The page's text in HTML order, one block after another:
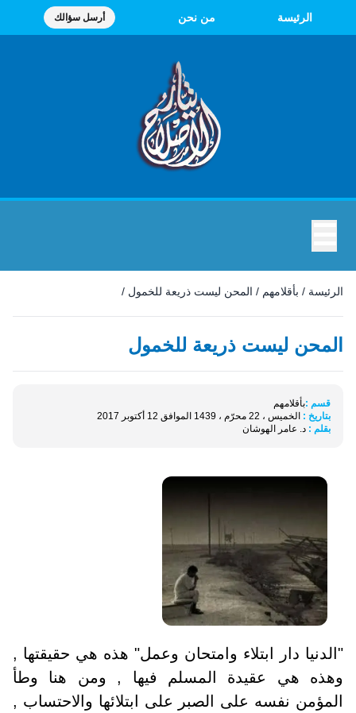
الرئيسة من نحن أرسل سؤالك
الرئيسة / بأقلامهم / المحن ليست ذريعة للخمول /
المحن ليست ذريعة للخمول
قسم :بأقلامهم
بتاريخ : الخميس ، 22 محرّم ، 1439 الموافق 12 أكتوبر 2017
بقلم : د. عامر الهوشان
"الدنيا دار ابتلاء وامتحان وعمل" هذه هي حقيقتها ,
وهذه هي عقيدة المسلم فيها , ومن هنا وطأ
المؤمن نفسه على الصبر على ابتلائها والاحتساب ,